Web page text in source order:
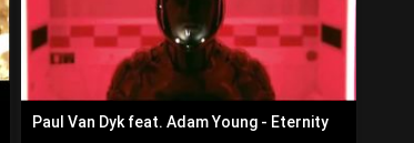
Paul Van Dyk feat. Adam Young - Eternity